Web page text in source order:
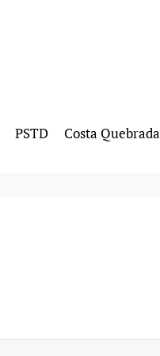
PSTD Costa Quebrada